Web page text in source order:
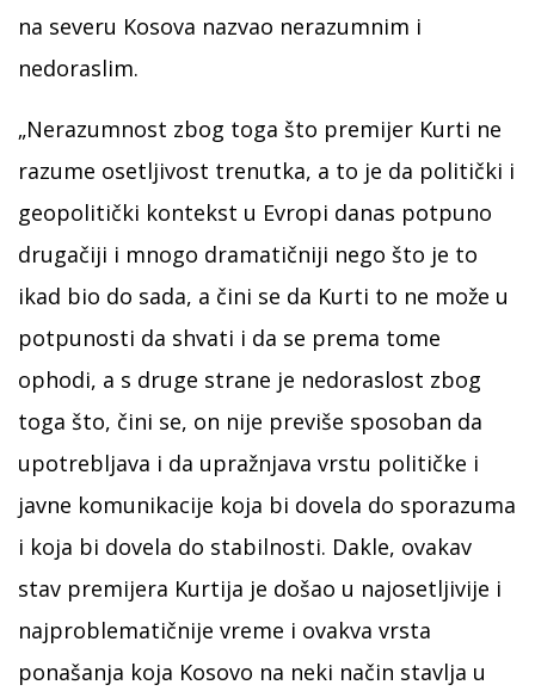
na severu Kosova nazvao nerazumnim i
nedoraslim.
„Nerazumnost zbog toga što premijer Kurti ne
razume osetljivost trenutka, a to je da politički i
geopolitički kontekst u Evropi danas potpuno
drugačiji i mnogo dramatičniji nego što je to
ikad bio do sada, a čini se da Kurti to ne može u
potpunosti da shvati i da se prema tome
ophodi, a s druge strane je nedoraslost zbog
toga što, čini se, on nije previše sposoban da
upotrebljava i da upražnjava vrstu političke i
javne komunikacije koja bi dovela do sporazuma
i koja bi dovela do stabilnosti. Dakle, ovakav
stav premijera Kurtija je došao u najosetljivije i
najproblematičnije vreme i ovakva vrsta
ponašanja koja Kosovo na neki način stavlja u